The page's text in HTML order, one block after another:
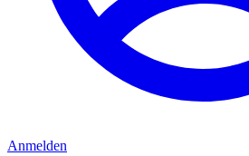
Anmelden